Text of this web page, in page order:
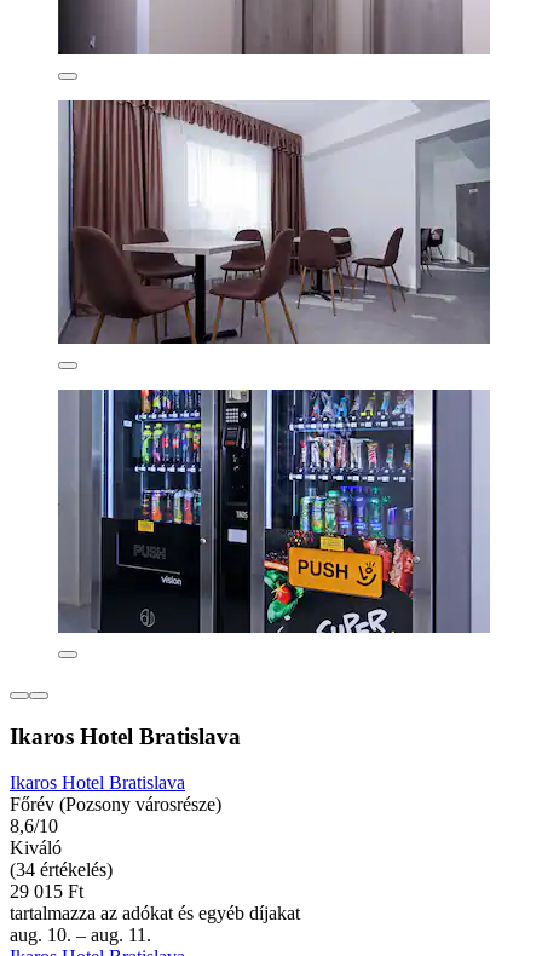
Ikaros Hotel Bratislava
Ikaros Hotel Bratislava
Főrév (Pozsony városrésze)
8,6/10
Kiváló
(34 értékelés)
29 015 Ft
tartalmazza az adókat és egyéb díjakat
aug. 10. – aug. 11.